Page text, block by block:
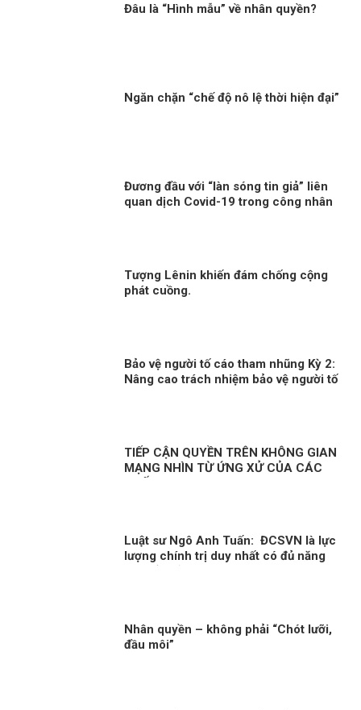
Đâu là “Hình mẫu” về nhân quyền?
Ngăn chặn “chế độ nô lệ thời hiện đại”
Đương đầu với “làn sóng tin giả” liên
quan dịch Covid-19 trong công nhân
Tượng Lênin khiến đám chống cộng
phát cuồng.
Bảo vệ người tố cáo tham nhũng Kỳ 2:
Nâng cao trách nhiệm bảo vệ người tố
TIẾP CẬN QUYỀN TRÊN KHÔNG GIAN
MẠNG NHÌN TỪ ỨNG XỬ CỦA CÁC
Luật sư Ngô Anh Tuấn: ĐCSVN là lực
lượng chính trị duy nhất có đủ năng
Nhân quyền – không phải “Chót lưỡi,
đầu môi”